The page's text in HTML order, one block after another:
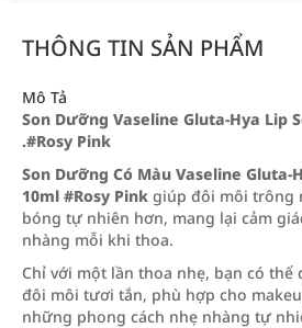
THÔNG TIN SẢN PHẨM
Mô Tả
Son Dưỡng Vaseline Gluta-Hya Lip
.#Rosy Pink
Son Dưỡng Có Màu Vaseline Gluta-
10ml #Rosy Pink giúp đôi môi trông
bóng tự nhiên hơn, mang lại cảm
nhàng mỗi khi thoa.
Chỉ với một lần thoa nhẹ, bạn có thể
đôi môi tươi tắn, phù hợp cho
những phong cách nhẹ nhàng tự